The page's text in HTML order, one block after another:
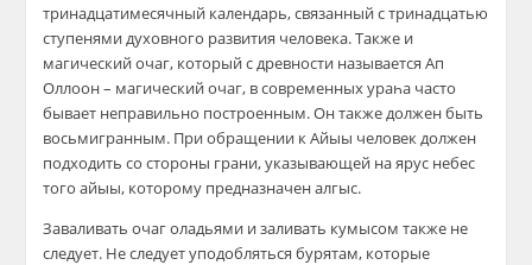
тринадцатимесячный календарь, связанный с тринадцатью
ступенями духовного развития человека. Также и
магический очаг, который с древности называется Ап
Оллоон – магический очаг, в современных ураһа часто
бывает неправильно построенным. Он также должен быть
восьмигранным. При обращении к Айыы человек должен
подходить со стороны грани, указывающей на ярус небес
того айыы, которому предназначен алгыс.
Заваливать очаг оладьями и заливать кумысом также не
следует. Не следует уподобляться бурятам, которые